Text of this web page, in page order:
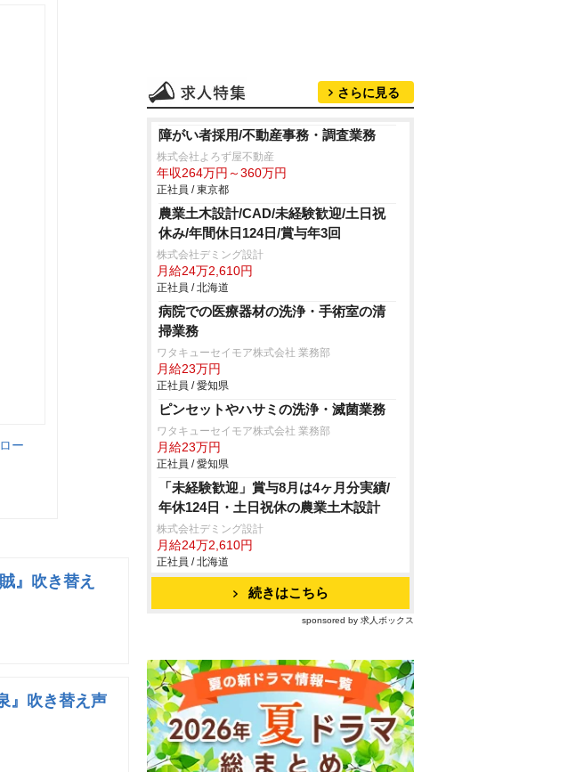
ー
』吹き替え
』吹き替え声
さらに見る
障がい者採用/不動産事務・調査業務
株式会社よろず屋不動産
年収264万円～360万円
正社員 / 東京都
農業土木設計/CAD/未経験歓迎/土日祝
休み/年間休日124日/賞与年3回
株式会社デミング設計
月給24万2,610円
正社員 / 北海道
病院での医療器材の洗浄・手術室の清
掃業務
ワタキューセイモア株式会社 業務部
月給23万円
正社員 / 愛知県
ピンセットやハサミの洗浄・滅菌業務
ワタキューセイモア株式会社 業務部
月給23万円
正社員 / 愛知県
「未経験歓迎」賞与8月は4ヶ月分実績/
年休124日・土日祝休の農業土木設計
株式会社デミング設計
月給24万2,610円
正社員 / 北海道
続きはこちら
sponsored by 求人ボックス